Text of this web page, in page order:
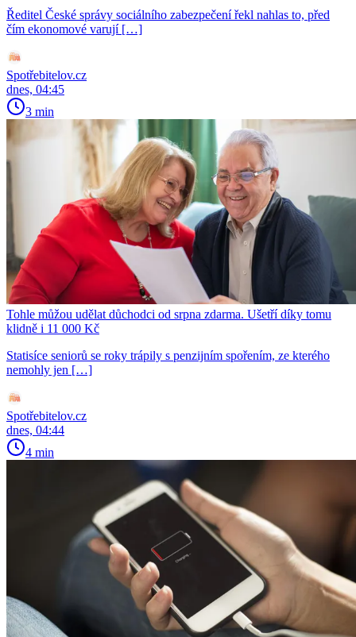
Ředitel České správy sociálního zabezpečení řekl nahlas to, před
čím ekonomové varují […]
Spotřebitelov.cz
dnes, 04:45
3 min
Tohle můžou udělat důchodci od srpna zdarma. Ušetří díky tomu
klidně i 11 000 Kč
Statisíce seniorů se roky trápily s penzijním spořením, ze kterého
nemohly jen […]
Spotřebitelov.cz
dnes, 04:44
4 min